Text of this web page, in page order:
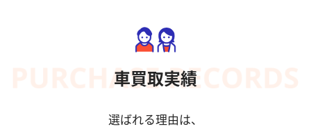
車買取実績
選ばれる理由は、